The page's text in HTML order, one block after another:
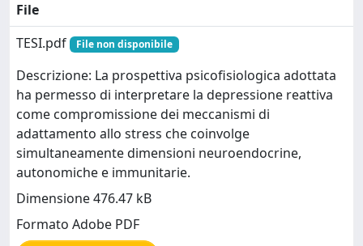
File
TESI.pdf
File non disponibile
Descrizione: La prospettiva psicofisiologica adottata
ha permesso di interpretare la depressione reattiva
come compromissione dei meccanismi di
adattamento allo stress che coinvolge
simultaneamente dimensioni neuroendocrine,
autonomiche e immunitarie.
Dimensione 476.47 kB
Formato Adobe PDF